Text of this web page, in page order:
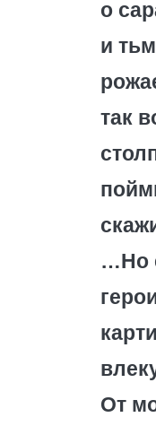
о
и
так
…Но
От